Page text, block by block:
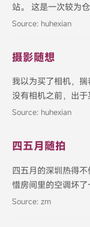
站。 这是一次较为
Source: huhexian
摄影随想
我以为买了相机，
没有相机之前，出
Source: huhexian
四五月随拍
四五月的深圳热得
惜房间里的空调坏
Source: zm